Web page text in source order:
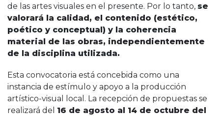
de las artes visuales en el presente. Por lo tanto, se
valorará la calidad, el contenido (estético,
poético y conceptual) y la coherencia
material de las obras, independientemente
de la disciplina utilizada.
Esta convocatoria está concebida como una
instancia de estímulo y apoyo a la producción
artístico-visual local. La recepción de propuestas se
realizará del 16 de agosto al 14 de octubre del